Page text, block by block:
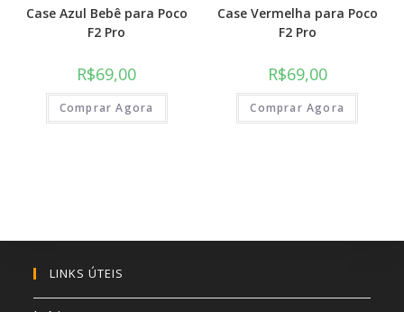
Case Azul Bebê para Poco
F2 Pro
R$69,00
Comprar Agora
Case Vermelha para Poco
F2 Pro
R$69,00
Comprar Agora
LINKS ÚTEIS